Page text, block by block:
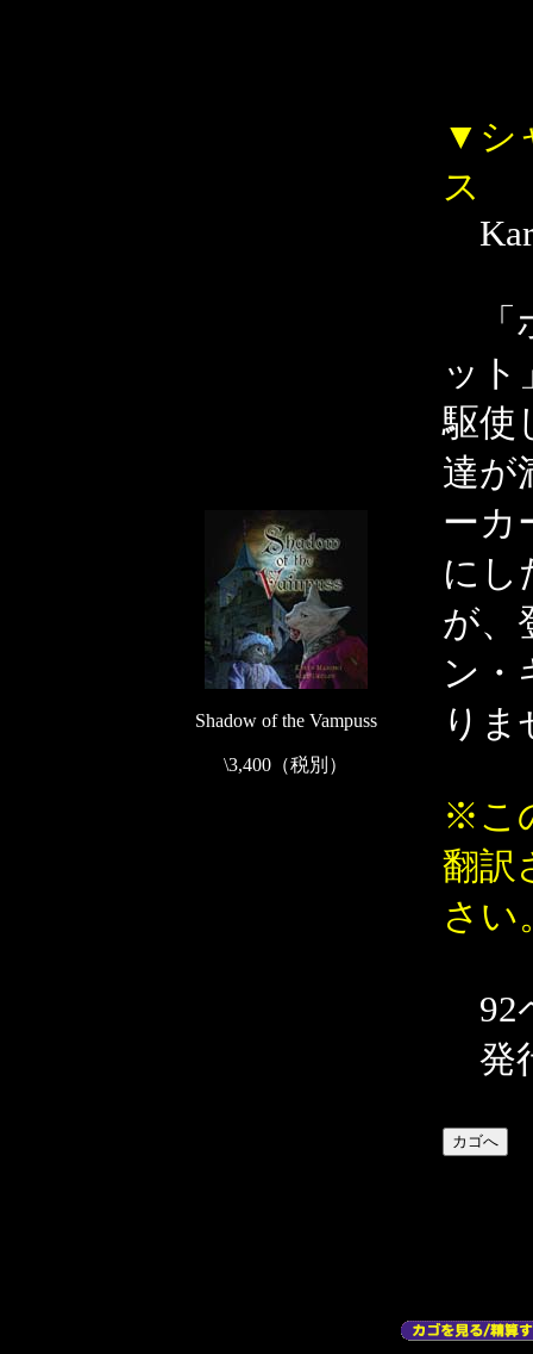
Shadow of the Vampuss
\3,400（税別）
▼シ
ス
「
ット
駆使
達が
ーカ
にし
が、
ン・
りま
※こ
翻訳
さい
92
発